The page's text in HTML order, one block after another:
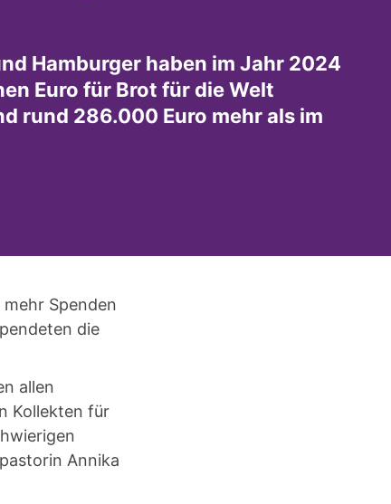
Hamburger haben im Jahr 2024
Euro für Brot für die Welt
rund 286.000 Euro mehr als im
Spenden
die
allen
Kollekten für
Annika